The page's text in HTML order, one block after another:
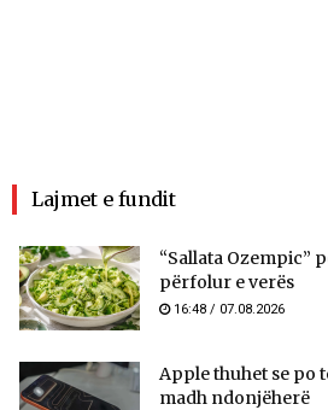
Lajmet e fundit
“Sallata Ozempic”
përfolur e verës
16:48 / 07.08.2026
Apple thuhet se po
madh ndonjëherë